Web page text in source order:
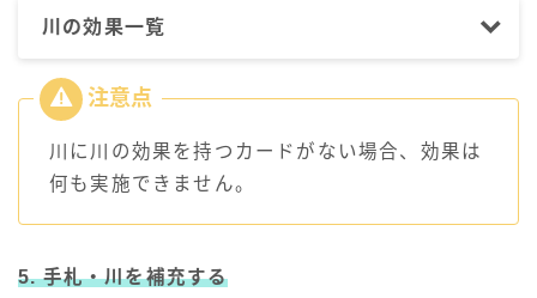
川の効果一覧
川に川の効果を持つカードがない場合、効果は
何も実施できません。
5. 手札・川を補充する